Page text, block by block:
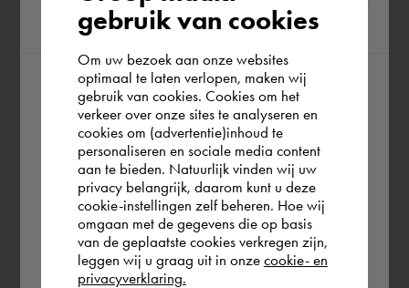
Document Management
Cadac Group aug. 1997 - jun. 2007 (9
années 9 mois)
Responsable de la mise en œuvre de
systèmes de gestion documentaire tels
que BlueCielo(Cyco), Automanager
Workflow, Automanager Meridian et
Autodesk Vault.
region
According to us you are situated in Rest of
the world. Please confirm in which country
you wish to shop.
België Rest of the world
gebruik van cookies
Om uw bezoek aan onze websites
optimaal te laten verlopen, maken wij
gebruik van cookies. Cookies om het
verkeer over onze sites te analyseren en
cookies om (advertentie)inhoud te
personaliseren en sociale media content
aan te bieden. Natuurlijk vinden wij uw
privacy belangrijk, daarom kunt u deze
cookie-instellingen zelf beheren. Hoe wij
omgaan met de gegevens die op basis
van de geplaatste cookies verkregen zijn,
leggen wij u graag uit in onze cookie- en
privacyverklaring.